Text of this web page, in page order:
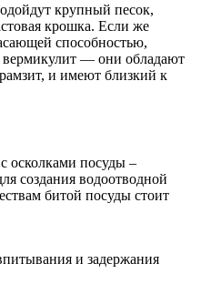
крупный песок,
крошка. Если же
способностью,
вермикулит — они обладают
и имеют близкий к
осколками посуды –
создания водоотводной
битой посуды стоит
и задержания